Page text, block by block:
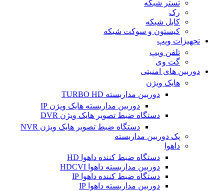
تستر شبکه
رک
کابل شبکه
کیستون و سوکت شبکه
تجهیزات ویپ
تلفن ویپ
گت وی
دوربین های امنیتی
هایک ویژن
دوربین مداربسته TURBO HD
دوربین مداربسته هایک ویژن IP
دستگاه ضبط تصویر هایک ویژن DVR
دستگاه ضبط تصویر هایک ویژن NVR
پک دوربین مداربسته
داهوا
دستگاه ضبط کننده داهوا HD
دوربین مداربسته داهوا HDCVI
دستگاه ضبط کننده داهوا IP
دوربین مداربسته داهوا IP